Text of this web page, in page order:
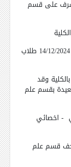
على قسم
استقبلت كليةالعلوم يوم السبت الموافق 14/12/2024 طلاب
وقد
بقسم علم
- اخصائي
قسم علم